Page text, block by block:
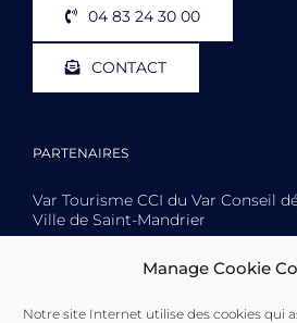
Manage Cookie
Notre site Internet utilise des cookies qui
04 83 24 30 00
CONTACT
PARTENAIRES
Var Tourisme CCI du Var Conseil
Ville de Saint-Mandrier